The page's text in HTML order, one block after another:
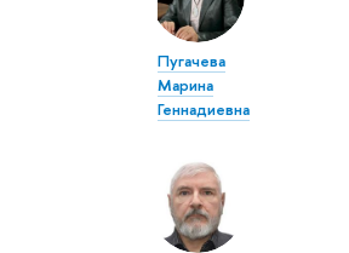
Пугачева
Марина
Геннадиевна